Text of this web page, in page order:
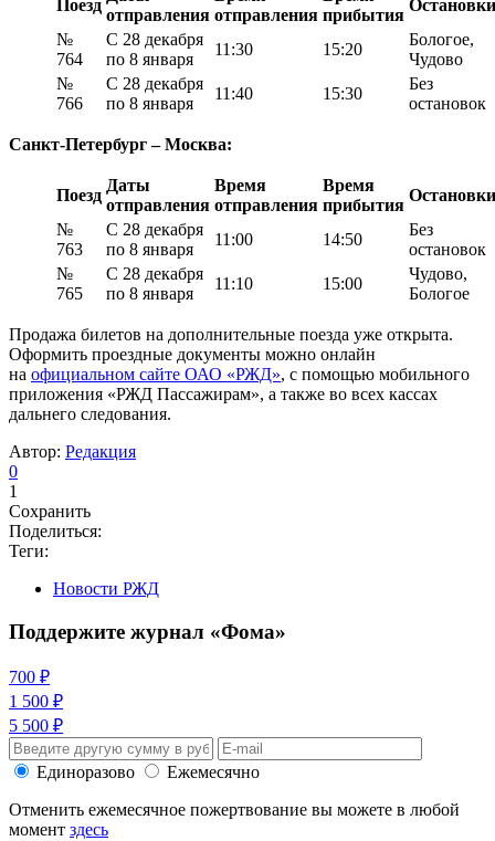
Поезд
отправления отправления прибытия
Остановки
№
764
С 28 декабря
по 8 января
11:30 15:20
Бологое,
Чудово
№
766
С 28 декабря
по 8 января
11:40 15:30
Без
остановок
Санкт-Петербург – Москва:
Поезд
Даты
отправления
Время
отправления
Время
прибытия
Остановки
№
763
С 28 декабря
по 8 января
11:00 14:50
Без
остановок
№
765
С 28 декабря
по 8 января
11:10 15:00
Чудово,
Бологое
Продажа билетов на дополнительные поезда уже открыта.
Оформить проездные документы можно онлайн
на официальном сайте ОАО «РЖД», с помощью мобильного
приложения «РЖД Пассажирам», а также во всех кассах
дальнего следования.
Автор: Редакция
0
1
Сохранить
Поделиться:
Теги:
Новости РЖД
Поддержите журнал «Фома»
700 ₽
1 500 ₽
5 500 ₽
Единоразово
Ежемесячно
Отменить ежемесячное пожертвование вы можете в любой
момент здесь